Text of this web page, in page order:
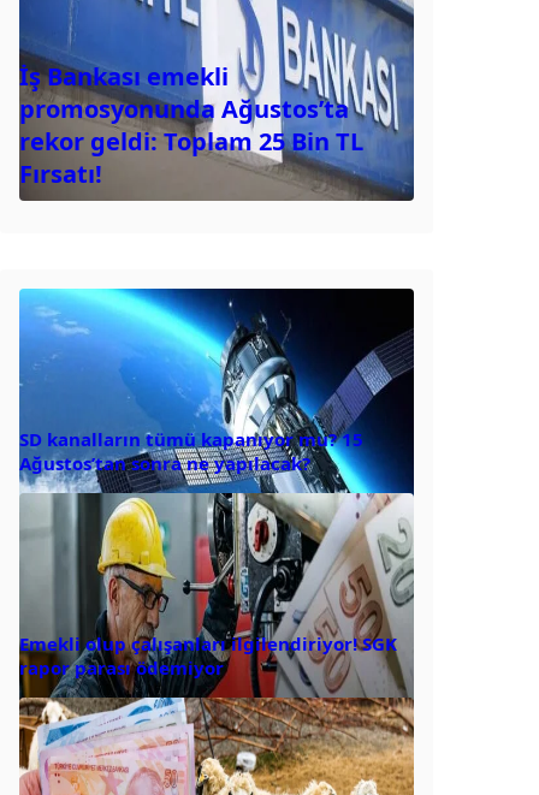
İş Bankası emekli
promosyonunda Ağustos’ta
rekor geldi: Toplam 25 Bin TL
Fırsatı!
SD kanalların tümü kapanıyor mu? 15
Ağustos’tan sonra ne yapılacak?
Emekli olup çalışanları ilgilendiriyor! SGK
rapor parası ödemiyor